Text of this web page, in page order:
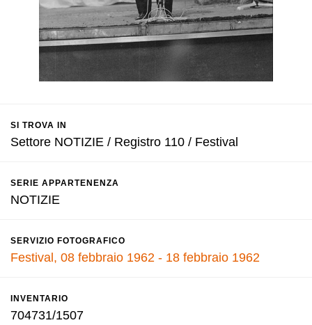
SI TROVA IN
Settore NOTIZIE / Registro 110 / Festival
SERIE APPARTENENZA
NOTIZIE
SERVIZIO FOTOGRAFICO
Festival, 08 febbraio 1962 - 18 febbraio 1962
INVENTARIO
704731/1507